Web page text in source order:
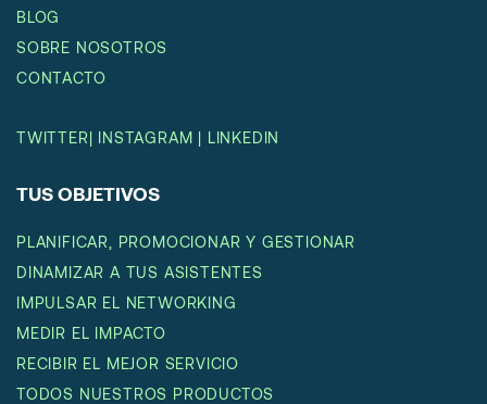
BLOG
SOBRE NOSOTROS
CONTACTO
TWITTER| INSTAGRAM | LINKEDIN
TUS OBJETIVOS
PLANIFICAR, PROMOCIONAR Y GESTIONAR
DINAMIZAR A TUS ASISTENTES
IMPULSAR EL NETWORKING
MEDIR EL IMPACTO
RECIBIR EL MEJOR SERVICIO
TODOS NUESTROS PRODUCTOS